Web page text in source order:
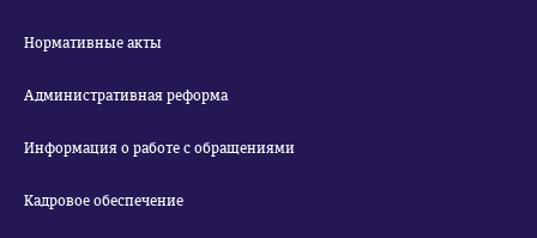
Нормативные акты
Административная реформа
Информация о работе с обращениями
Кадровое обеспечение